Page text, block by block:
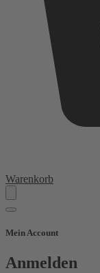
Warenkorb
Mein Account
Anmelden